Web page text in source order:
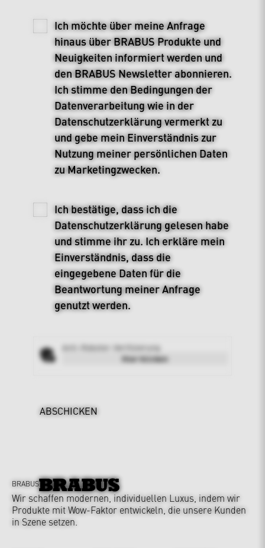
Ich möchte über meine Anfrage
hinaus über BRABUS Produkte und
Neuigkeiten informiert werden und
den BRABUS Newsletter abonnieren.
Ich stimme den Bedingungen der
Datenverarbeitung wie in der
Datenschutzerklärungvermerkt zu
und gebe mein Einverständnis zur
Nutzung meiner persönlichen Daten
zu Marketingzwecken.
Ich bestätige, dass ich die
Datenschutzerklärunggelesen habe
und stimme ihr zu. Ich erkläre mein
Einverständnis, dass die
eingegebene Daten für die
Beantwortung meiner Anfrage
genutzt werden.
Anti-Roboter-Verifizierung
Hier klicken
ABSCHICKEN
BRABUS
Wir schaffen modernen, individuellen Luxus, indem wir
Produkte mit Wow-Faktor entwickeln, die unsere Kunden
in Szene setzen.